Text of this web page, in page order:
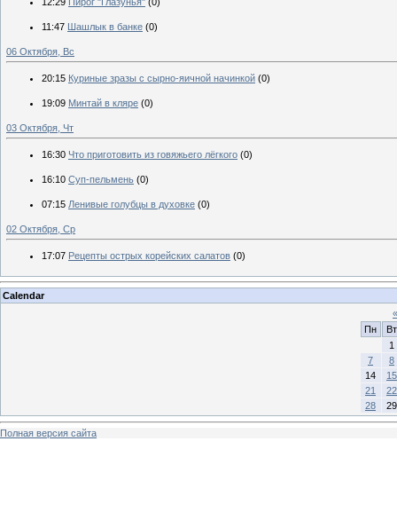
11:47 Шашлык в банке (0)
06 Октября, Вс
20:15 Куриные зразы с сырно-яичной начинкой (0)
19:09 Минтай в кляре (0)
03 Октября, Чт
16:30 Что приготовить из говяжьего лёгкого (0)
16:10 Суп-пельмень (0)
07:15 Ленивые голубцы в духовке (0)
02 Октября, Ср
17:07 Рецепты острых корейских салатов (0)
Calendar
«
Пн
Вт
1
7
8
14
15
21
22
28
29
Полная версия сайта